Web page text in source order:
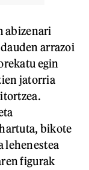
abizenari
arrazoi
egin
jatorria
bikote
lehenestea
figurak